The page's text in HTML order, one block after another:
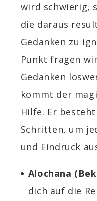
wird schwierig,
die daraus
Gedanken zu
Punkt fragen
Gedanken
kommt der
Hilfe. Er
Schritten, um
und Eindruck
Alochana
dich auf die